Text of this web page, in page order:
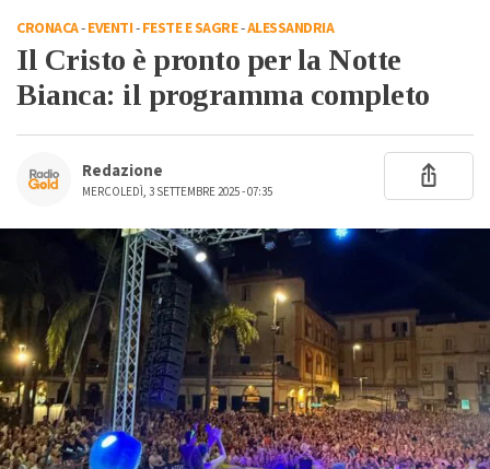
CRONACA-EVENTI-FESTE E SAGRE-ALESSANDRIA
Il Cristo è pronto per la Notte
Bianca: il programma completo
Redazione
MERCOLEDÌ, 3 SETTEMBRE 2025 - 07:35